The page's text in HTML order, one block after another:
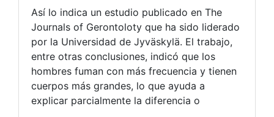
Así lo indica un estudio publicado en The
Journals of Gerontoloty que ha sido liderado
por la Universidad de Jyväskylä. El trabajo,
entre otras conclusiones, indicó que los
hombres fuman con más frecuencia y tienen
cuerpos más grandes, lo que ayuda a
explicar parcialmente la diferencia o